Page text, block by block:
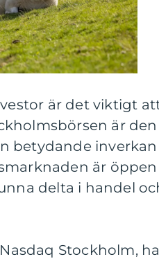
är det viktigt
är
betydande
är
delta i handel
Stockholm,